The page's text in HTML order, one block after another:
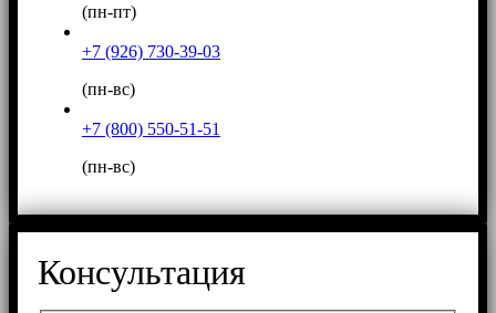
(пн-пт)
+7 (926) 730-39-03
(пн-вс)
+7 (800) 550-51-51
(пн-вс)
Консультация